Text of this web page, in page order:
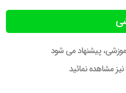
پیشنهاد می شود
نیز مشاهده نمائید